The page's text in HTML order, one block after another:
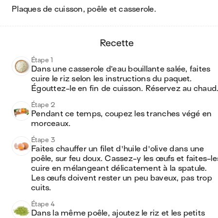
plaques de cuisson, poêle et casserole.
recette
Étape 1
Dans une casserole d’eau bouillante salée, faites
cuire le riz selon les instructions du paquet.
Égouttez-le en fin de cuisson. Réservez au
Étape 2
Pendant ce temps, coupez les tranches végé en
morceaux.
Étape 3
Faites chauffer un filet d'huile d'olive dans une
poêle, sur feu doux. Cassez-y les œufs et faites-
cuire en mélangeant délicatement à la spatule.
Les œufs doivent rester un peu baveux, pas trop
cuits.
Étape 4
Dans la même poêle, ajoutez le riz et les petits